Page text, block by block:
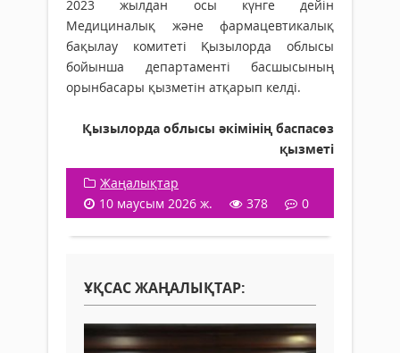
2023 жылдан осы күнге дейін
Медициналық және фармацевтикалық
бақылау комитеті Қызылорда облысы
бойынша департаменті басшысының
орынбасары қызметін атқарып келді.
Қызылорда облысы әкімінің баспасөз
қызметі
Жаңалықтар
10 маусым 2026 ж.
378 0
ҰҚСАС ЖАҢАЛЫҚТАР: